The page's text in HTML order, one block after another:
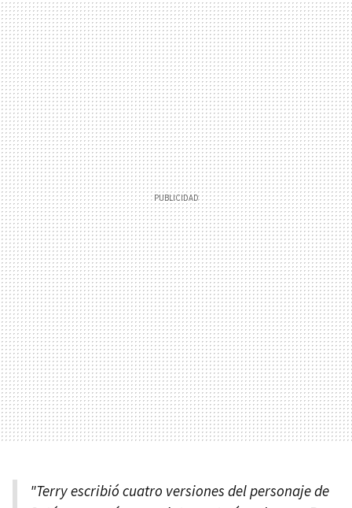
"Terry escribió cuatro versiones del personaje de